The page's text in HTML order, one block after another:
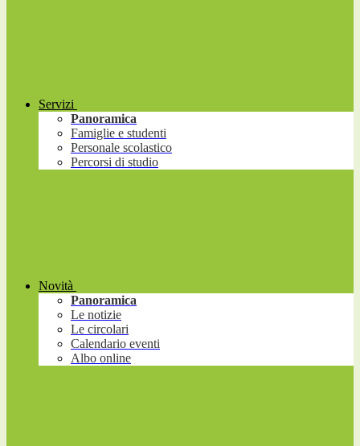
Servizi
Panoramica
Famiglie e studenti
Personale scolastico
Percorsi di studio
Novità
Panoramica
Le notizie
Le circolari
Calendario eventi
Albo online